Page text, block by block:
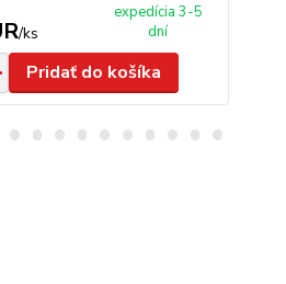
/ks
expedícia 3-5
dní
Pridať do košíka